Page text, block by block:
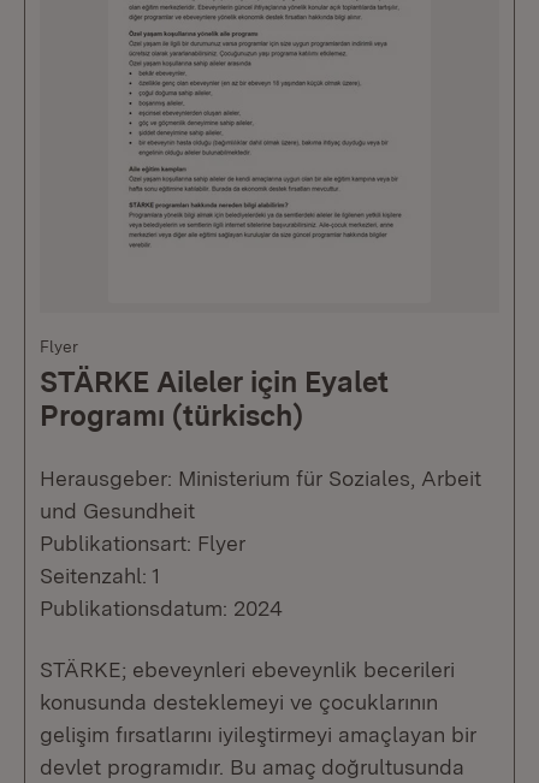
Flyer
STÄRKE Aileler için Eyalet
Programı (türkisch)
Herausgeber: Ministerium für Soziales, Arbeit
und Gesundheit
Publikationsart: Flyer
Seitenzahl: 1
Publikationsdatum: 2024
STÄRKE; ebeveynleri ebeveynlik becerileri
konusunda desteklemeyi ve çocuklarının
gelişim fırsatlarını iyileştirmeyi amaçlayan bir
devlet programıdır. Bu amaç doğrultusunda